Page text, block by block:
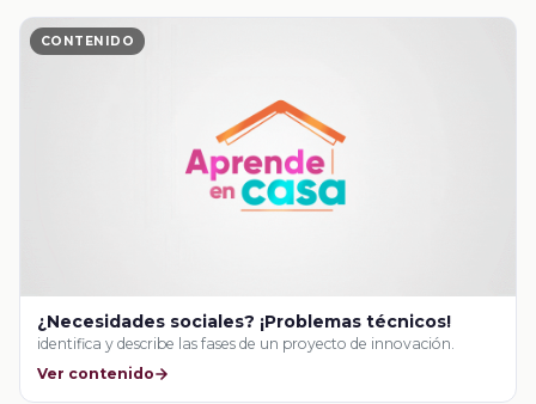
CONTENIDO
¿Necesidades sociales? ¡Problemas técnicos!
identifica y describe las fases de un proyecto de innovación.
Ver contenido